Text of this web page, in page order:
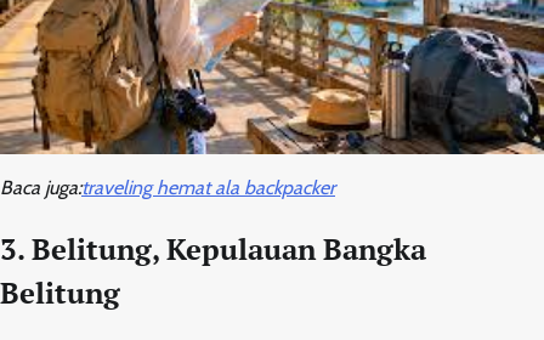
Baca juga:traveling hemat ala backpacker
3. Belitung, Kepulauan Bangka
Belitung